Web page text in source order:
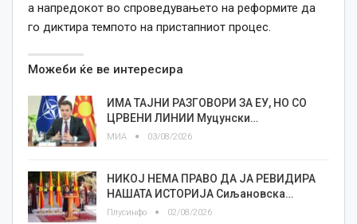
а напредокот во спроведувањето на реформите да
го диктира темпото на пристапниот процес.
Можеби ќе ве интересира
ИМА ТАЈНИ РАЗГОВОРИ ЗА ЕУ, НО СО
ЦРВЕНИ ЛИНИИ Муцунски…
МИА 03/08/2026
НИКОЈ НЕМА ПРАВО ДА ЈА РЕВИДИРА
НАШАТА ИСТОРИЈА Сиљановска…
Плусинфо 02/08/2026